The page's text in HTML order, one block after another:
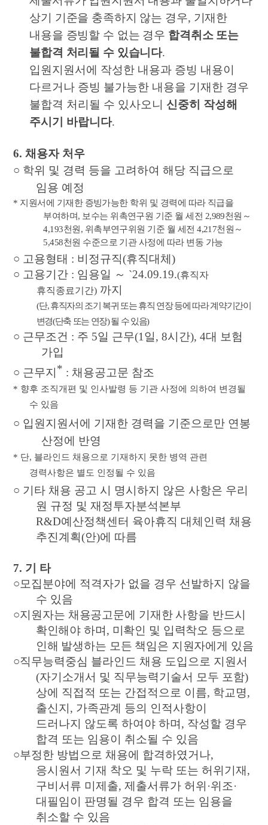
상기 기준을 충족하지 않는 경우, 기재한
내용을 증빙할 수 없는 경우 합격취소 또는
불합격 처리될 수 있습니다.
입원지원서에 작성한 내용과 증빙 내용이
다르거나 증빙 불가능한 내용을 기재한 경우
불합격 처리될 수 있사오니 신중히 작성해
주시기 바랍니다.
6.채용자 처우
○ 학위 및 경력 등을 고려하여 해당 직급으로
임용 예정
* 지원서에 기재한 증빙가능한 학위 및 경력에 따라 직급을
부여하며, 보수는 위촉연구원 기준 월 세전 2,989천원 ～
4,193천원, 위촉부연구위원 기준 월 세전4,217천원 ～
5,458천원 수준으로 기관 사정에 따라 변동 가능
○ 고용형태 : 비정규직(휴직대체)
○ 고용기간 : 임용일 ～ `24.09.19.(휴직자
휴직종료기간) 까지
(단,휴직자의 조기 복귀 또는 휴직 연장 등에 따라 계약기간이
변경(단축 또는 연장)될 수 있음)
○ 근무조건 : 주 5일 근무(1일, 8시간), 4대 보험
가입
○ 근무지 * : 채용공고문 참조
* 향후 조직개편 및 인사발령 등 기관 사정에 의하여 변경될
수 있음
○ 입원지원서에 기재한 경력을 기준으로만 연봉
산정에 반영
* 단, 블라인드 채용으로 기재하지 못한 병역 관련
경력사항은 별도 인정될 수 있음
○ 기타 채용 공고 시 명시하지 않은 사항은 우리
원 규정 및 재정투자분석본부
R&D예산정책센터 육아휴직 대체인력 채용
추진계획(안)에 따름
7. 기 타
○모집분야에 적격자가 없을 경우 선발하지 않을
수 있음
○지원자는 채용공고문에 기재한 사항을 반드시
확인해야 하며 , 미확인 및 입력착오 등으로
인해 발생하는 모든 책임은 지원자에게 있음
○직무능력중심 블라인드 채용 도입으로 지원서
(자기소개서 및 직무능력기술서 모두 포함)
상에 직접적 또는 간접적으로 이름, 학교명,
출신지 , 가족관계 등의 인적사항이
드러나지 않도록 하여야 하며 , 작성할 경우
합격 또는 임용이 취소될 수 있음
○부정한 방법으로 채용에 합격하였거나,
응시원서 기재 착오 및 누락 또는 허위기재 ,
구비서류 미제출, 제출서류가 허위 ·위조·
대필임이 판명될 경우 합격 또는 임용을
취소할 수 있음